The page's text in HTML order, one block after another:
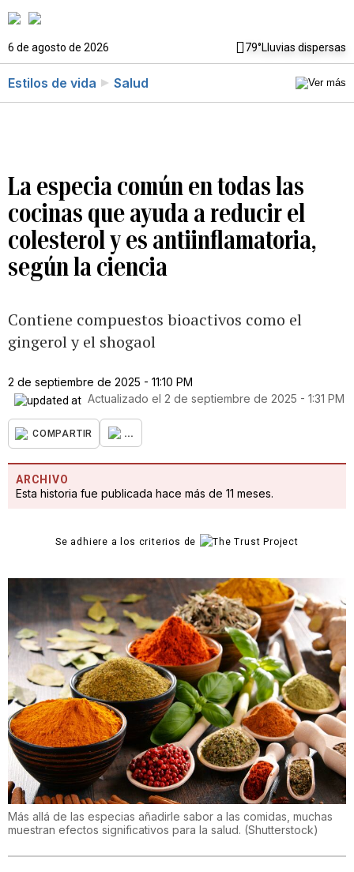
6 de agosto de 2026 79°Lluvias dispersas
Estilos de vida Salud
La especia común en todas las
cocinas que ayuda a reducir el
colesterol y es antiinflamatoria,
según la ciencia
Contiene compuestos bioactivos como el
gingerol y el shogaol
2 de septiembre de 2025 - 11:10 PM
Actualizado el 2 de septiembre de 2025 - 1:31 PM
COMPARTIR ...
ARCHIVO
Esta historia fue publicada hace más de 11 meses.
Se adhiere a los criterios de
Más allá de las especias añadirle sabor a las comidas, muchas
muestran efectos significativos para la salud. (Shutterstock)